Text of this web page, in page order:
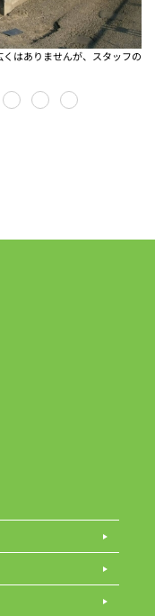
はありませんが、スタッフの